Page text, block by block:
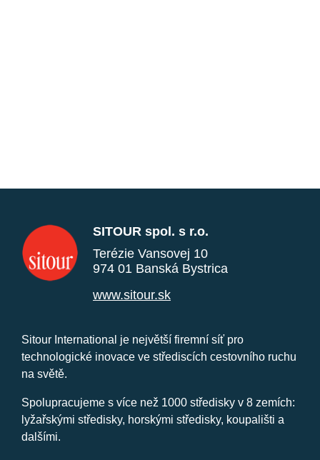
SITOUR spol. s r.o.
Terézie Vansovej 10
974 01 Banská Bystrica
www.sitour.sk
Sitour International je největší firemní síť pro
technologické inovace ve střediscích cestovního ruchu
na světě.
Spolupracujeme s více než 1000 středisky v 8 zemích:
lyžařskými středisky, horskými středisky, koupališti a
dalšími.